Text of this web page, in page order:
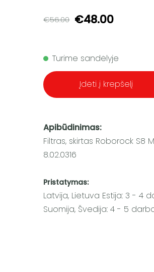
€56.00 €48.00
Turime sandėlyje
Įdėti į krepšelį
Apibūdinimas:
Filtras, skirtas Roborock S8
8.02.0316
Pristatymas:
Latvija, Lietuva Estija: 3 - 4
Suomija, Švedija: 4 - 5